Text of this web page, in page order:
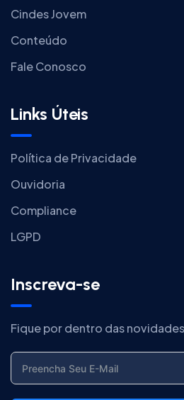
Cindes Jovem
Conteúdo
Fale Conosco
Links Úteis
Política de Privacidade
Ouvidoria
Compliance
LGPD
Inscreva-se
Fique por dentro das